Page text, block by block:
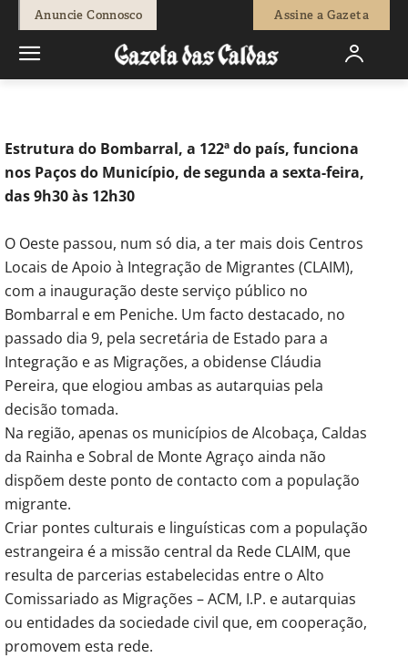
Anuncie Connosco Assine a Gazeta
Paulo Ribeiro - 17 de Junho, 2021 723 0
Estrutura do Bombarral, a 122ª do país, funciona
nos Paços do Município, de segunda a sexta-feira,
das 9h30 às 12h30
O Oeste passou, num só dia, a ter mais dois Centros
Locais de Apoio à Integração de Migrantes (CLAIM),
com a inauguração deste serviço público no
Bombarral e em Peniche. Um facto destacado, no
passado dia 9, pela secretária de Estado para a
Integração e as Migrações, a obidense Cláudia
Pereira, que elogiou ambas as autarquias pela
decisão tomada.
Na região, apenas os municípios de Alcobaça, Caldas
da Rainha e Sobral de Monte Agraço ainda não
dispõem deste ponto de contacto com a população
migrante.
Criar pontes culturais e linguísticas com a população
estrangeira é a missão central da Rede CLAIM, que
resulta de parcerias estabelecidas entre o Alto
Comissariado as Migrações – ACM, I.P. e autarquias
ou entidades da sociedade civil que, em cooperação,
promovem esta rede.